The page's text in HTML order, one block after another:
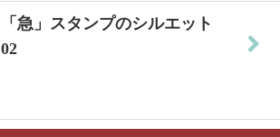
「急」スタンプのシルエット
02